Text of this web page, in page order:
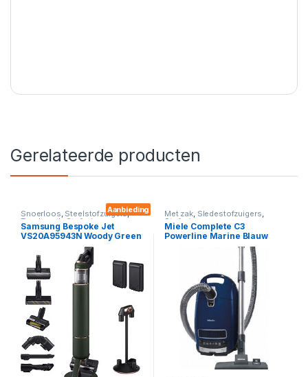
Gerelateerde producten
Aanbieding
Snoerloos, Steelstofzuigers,
Zonder zak ,Stofzuigers
Samsung Bespoke Jet
VS20A95943N Woody Green
Steelstofzuiger
Met zak, Sledestofzuigers,
Stofzuigers
Miele Complete C3
Powerline Marine Blauw
890Watt – Stofzuiger met zak